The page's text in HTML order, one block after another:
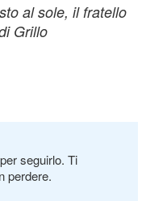
al sole, il fratello
Grillo
seguirlo. Ti
perdere.